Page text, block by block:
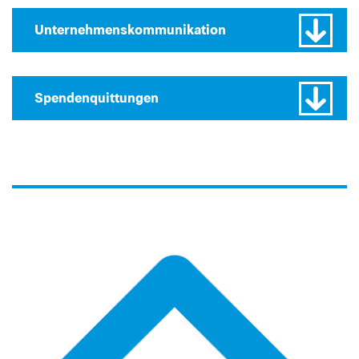
Unternehmenskommunikation
Spendenquittungen